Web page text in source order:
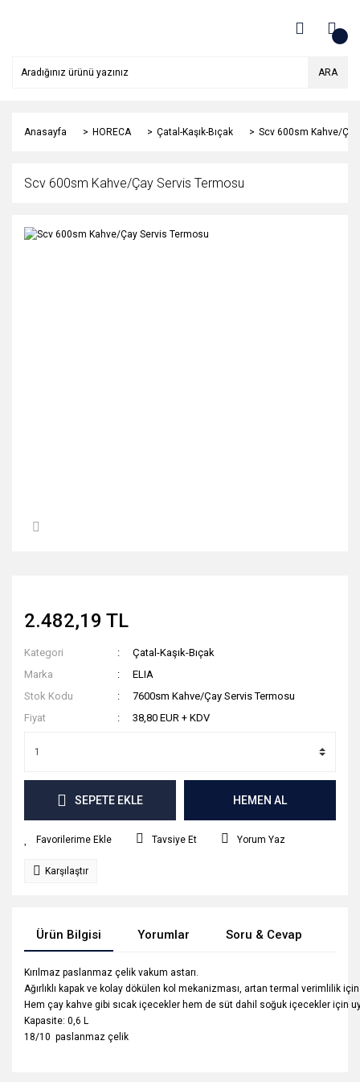
ARA
Anasayfa HORECA Çatal-Kaşık-Bıçak Scv 600sm Kahve/
Scv 600sm Kahve/Çay Servis Termosu
2.482,19 TL
Kategori
Çatal-Kaşık-Bıçak
Marka
ELIA
Stok Kodu
7600sm Kahve/Çay Servis Termosu
Fiyat
38,80 EUR + KDV
SEPETE EKLE HEMEN AL
Tavsiye Et Yorum Yaz
Karşılaştır
Ürün Bilgisi Yorumlar Soru & Cevap
Kırılmaz paslanmaz çelik vakum astarı.
Ağırlıklı kapak ve kolay dökülen kol mekanizması, artan termal verimlilik için
Hem çay kahve gibi sıcak içecekler hem de süt dahil soğuk içecekler için
Kapasite: 0,6 L
18/10 paslanmaz çelik